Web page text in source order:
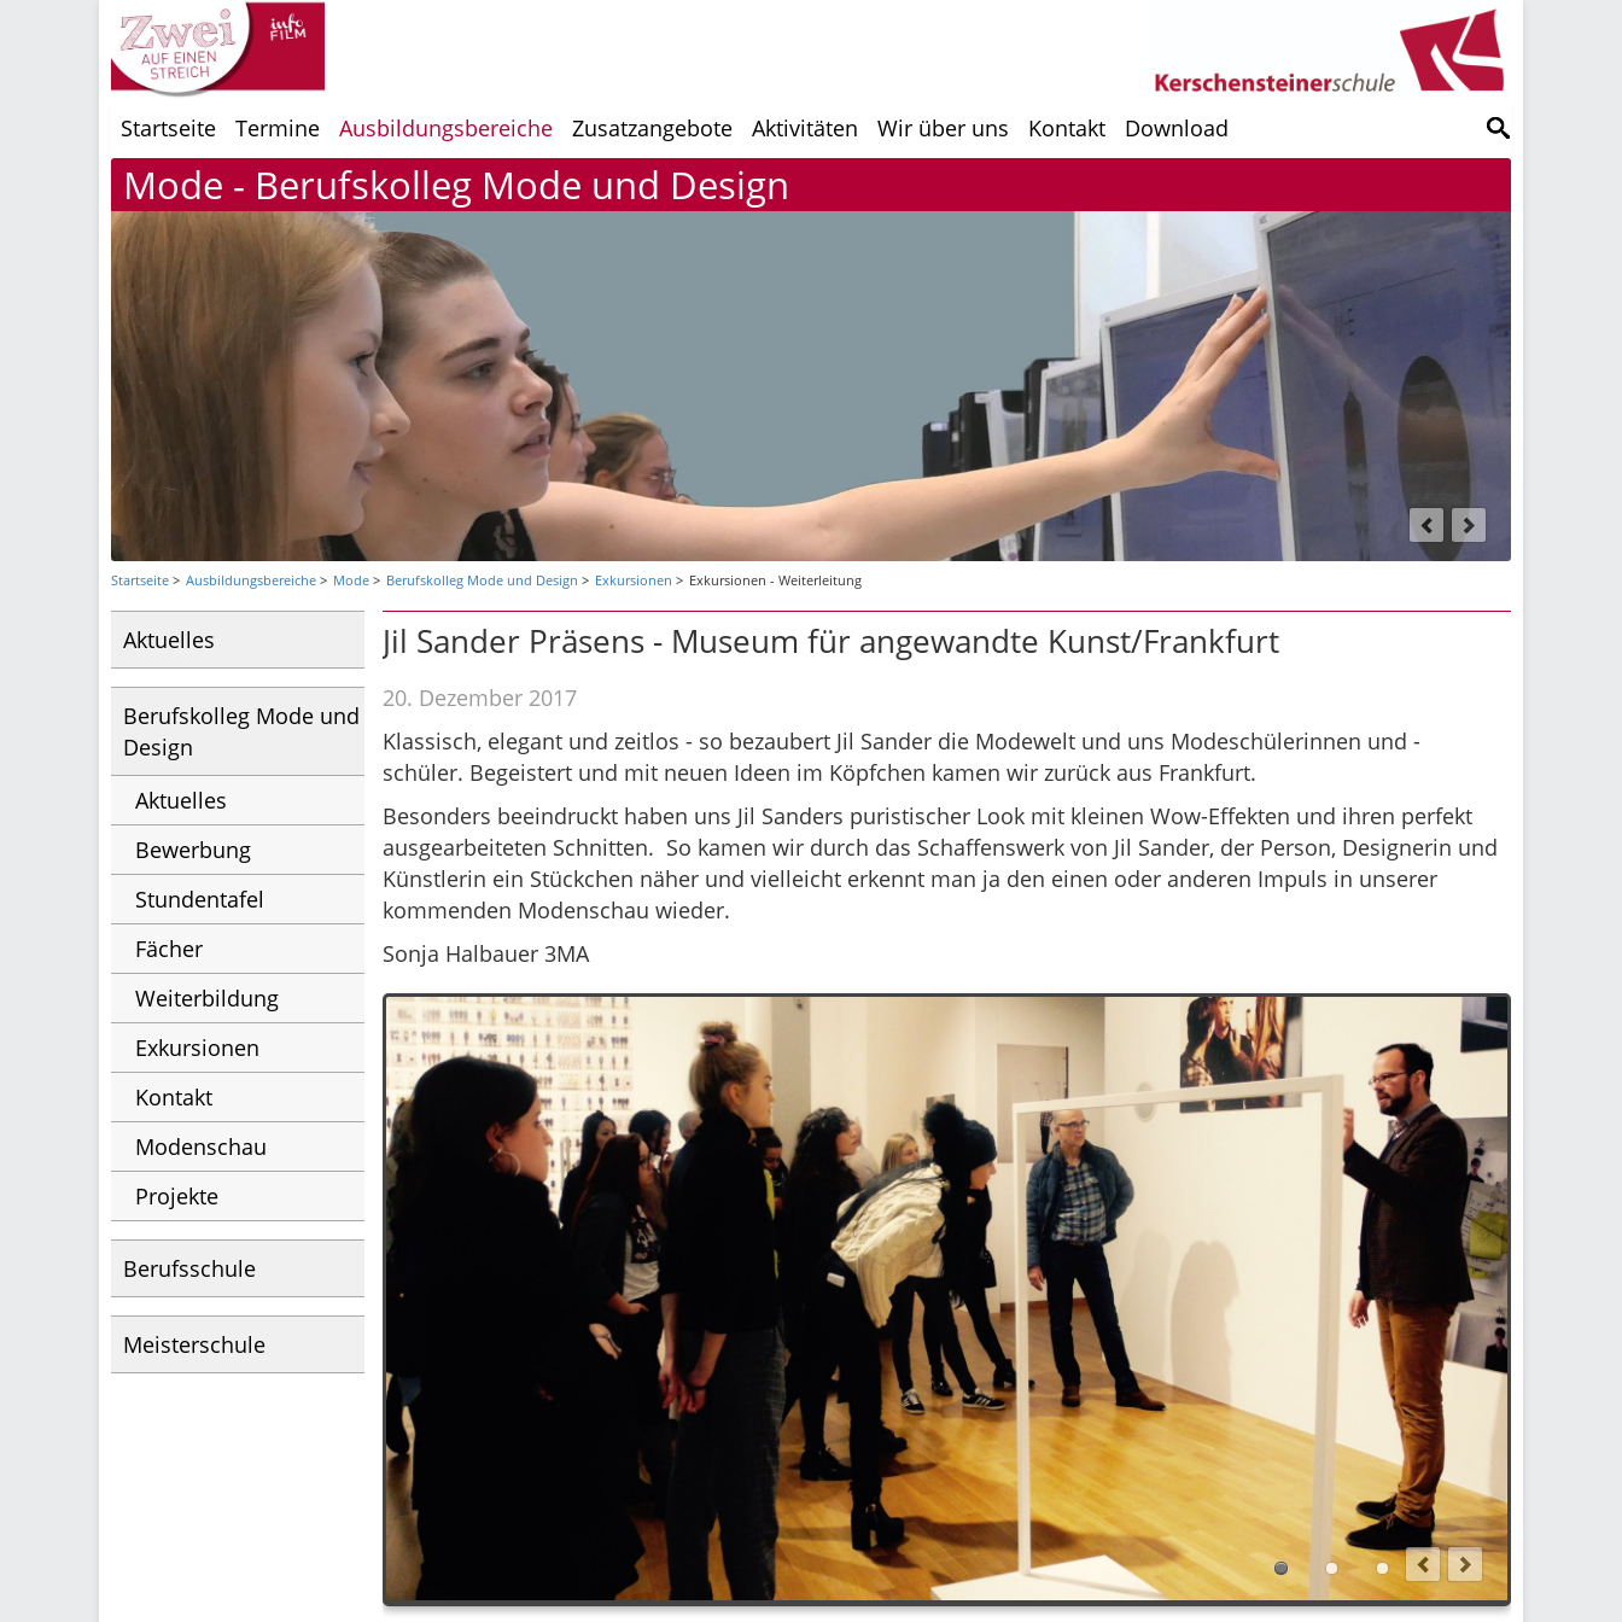
Startseite Termine Ausbildungsbereiche Zusatzangebote Aktivitäten Wir über uns Kontakt Download
Mode - Berufskolleg Mode und Design
Startseite Ausbildungsbereiche Mode Berufskolleg Mode und Design Exkursionen Exkursionen - Weiterleitung
Jil Sander Präsens - Museum für angewandte Kunst/Frankfurt
20. Dezember 2017
Klassisch, elegant und zeitlos - so bezaubert Jil Sander die Modewelt und uns Modeschülerinnen und -
schüler. Begeistert und mit neuen Ideen im Köpfchen kamen wir zurück aus Frankfurt.
Besonders beeindruckt haben uns Jil Sanders puristischer Look mit kleinen Wow-Effekten und ihren perfekt
ausgearbeiteten Schnitten. So kamen wir durch das Schaffenswerk von Jil Sander, der Person, Designerin und
Künstlerin ein Stückchen näher und vielleicht erkennt man ja den einen oder anderen Impuls in unserer
kommenden Modenschau wieder.
Sonja Halbauer 3MA
Aktuelles
Berufskolleg Mode und
Design
Aktuelles
Bewerbung
Stundentafel
Fächer
Weiterbildung
Exkursionen
Kontakt
Modenschau
Projekte
Berufsschule
Meisterschule